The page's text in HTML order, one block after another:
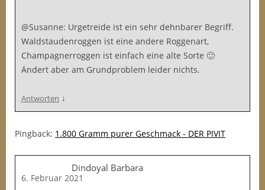
@Susanne: Urgetreide ist ein sehr dehnbarer Begriff.
Waldstaudenroggen ist eine andere Roggenart,
Champagnerroggen ist einfach eine alte Sorte 🙂
Ändert aber am Grundproblem leider nichts.
Antworten ↓
Pingback: 1.800 Gramm purer Geschmack - DER PIVIT
Dindoyal Barbara
6. Februar 2021